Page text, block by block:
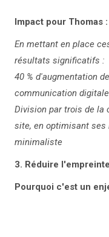
Impact pour Thomas :
En mettant en place
résultats significatifs :
40 % d'augmentation
communication
Division par trois de la
site, en optimisant ses
minimaliste
3. Réduire
Pourquoi c'est un